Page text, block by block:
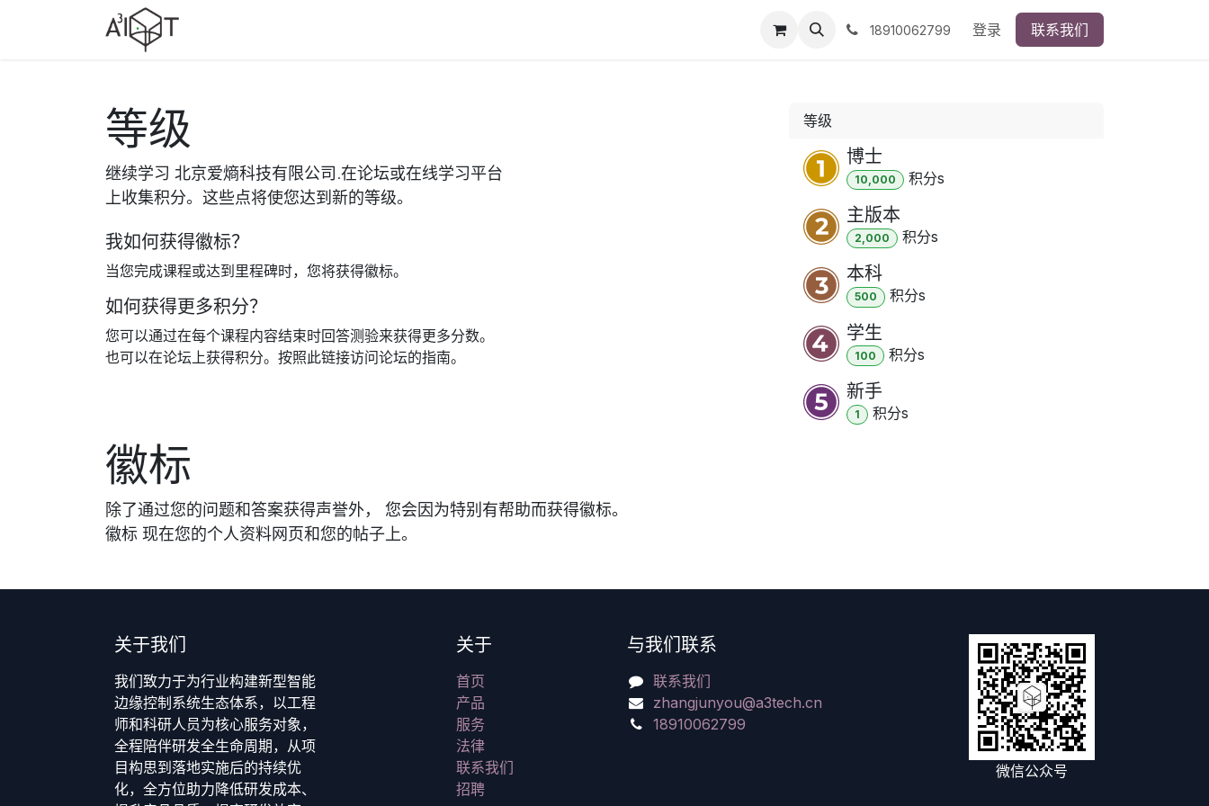
18910062799 登录 联系我们
等级
继续学习 北京爱熵科技有限公司.在论坛或在线学习平台
上收集积分。这些点将使您达到新的等级。
我如何获得徽标？
当您完成课程或达到里程碑时，您将获得徽标。
如何获得更多积分？
您可以通过在每个课程内容结束时回答测验来获得更多分数。
也可以在论坛上获得积分。按照此链接访问论坛的指南。
等级
博士
10,000 积分s
主版本
2,000 积分s
本科
500 积分s
学生
100 积分s
新手
1 积分s
徽标
除了通过您的问题和答案获得声誉外， 您会因为特别有帮助而获得徽标。
徽标 现在您的个人资料网页和您的帖子上。
关于我们
我们致力于为行业构建新型智能
边缘控制系统生态体系，以工程
师和科研人员为核心服务对象，
全程陪伴研发全生命周期，从项
目构思到落地实施后的持续优
化，全方位助力降低研发成本、
微信公众号
与我们联系
联系我们
zhangjunyou@a3tech.cn
18910062799
关于
首页
产品
服务
法律
联系我们
招聘